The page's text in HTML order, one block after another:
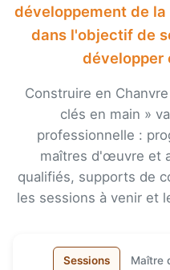
développement de
dans l'objectif de
développer
Construire en
clés en main »
professionnelle :
maîtres d'œuvre et
qualifiés, supports de
les sessions à venir et
Sessions Maître